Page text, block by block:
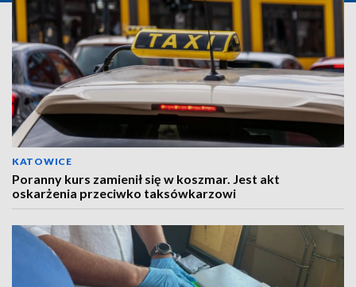
KATOWICE
Poranny kurs zamienił się w koszmar. Jest akt
oskarżenia przeciwko taksówkarzowi